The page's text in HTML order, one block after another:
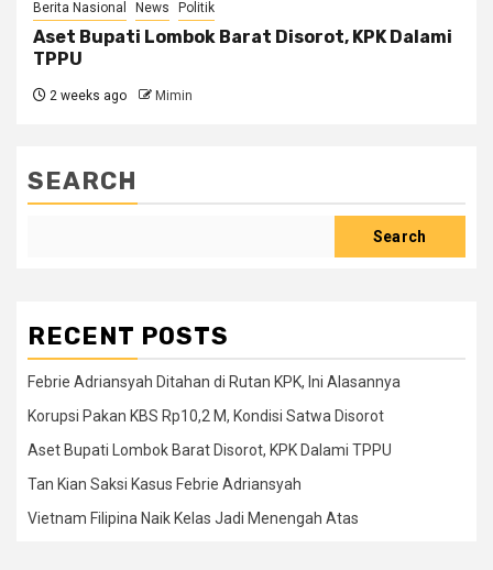
Berita Nasional News Politik
Aset Bupati Lombok Barat Disorot, KPK Dalami
TPPU
2 weeks ago Mimin
SEARCH
Search
RECENT POSTS
Febrie Adriansyah Ditahan di Rutan KPK, Ini Alasannya
Korupsi Pakan KBS Rp10,2 M, Kondisi Satwa Disorot
Aset Bupati Lombok Barat Disorot, KPK Dalami TPPU
Tan Kian Saksi Kasus Febrie Adriansyah
Vietnam Filipina Naik Kelas Jadi Menengah Atas